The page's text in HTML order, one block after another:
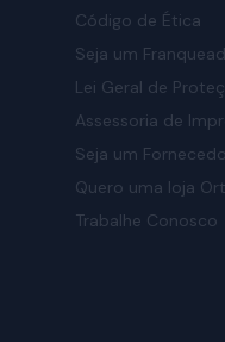
Código de Ética
Seja um
Lei Geral de
Assessoria de
Seja um
Quero uma loja
Trabalhe Conosco